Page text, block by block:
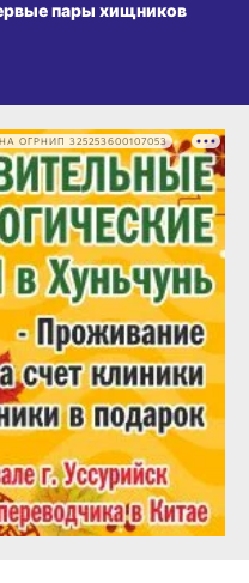
пары хищников
ОГРНИП 325253600107053